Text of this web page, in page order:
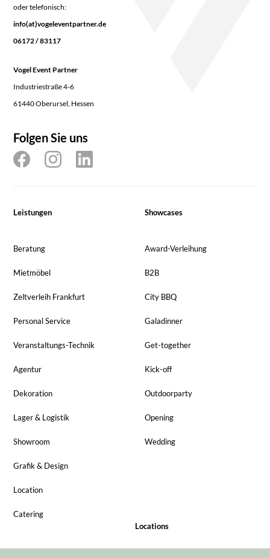
oder telefonisch:
info(at)vogeleventpartner.de
06172 / 83117
Vogel Event Partner
Industriestraße 4-6
61440 Oberursel, Hessen
Folgen Sie uns
Leistungen
Beratung
Mietmöbel
Zeltverleih Frankfurt
Personal Service
Veranstaltungs-Technik
Agentur
Dekoration
Lager & Logistik
Showroom
Grafik & Design
Location
Catering
Showcases
Award-Verleihung
B2B
City BBQ
Galadinner
Get-together
Kick-off
Outdoorparty
Opening
Wedding
Locations